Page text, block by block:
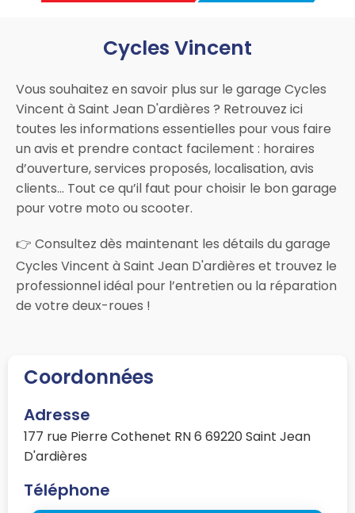
Cycles Vincent
Vous souhaitez en savoir plus sur le garage Cycles
Vincent à Saint Jean D'ardières ? Retrouvez ici
toutes les informations essentielles pour vous faire
un avis et prendre contact facilement : horaires
d’ouverture, services proposés, localisation, avis
clients… Tout ce qu’il faut pour choisir le bon garage
pour votre moto ou scooter.
👉 Consultez dès maintenant les détails du garage
Cycles Vincent à Saint Jean D'ardières et trouvez le
professionnel idéal pour l’entretien ou la réparation
de votre deux-roues !
Coordonnées
Adresse
177 rue Pierre Cothenet RN 6 69220 Saint Jean
D'ardières
Téléphone